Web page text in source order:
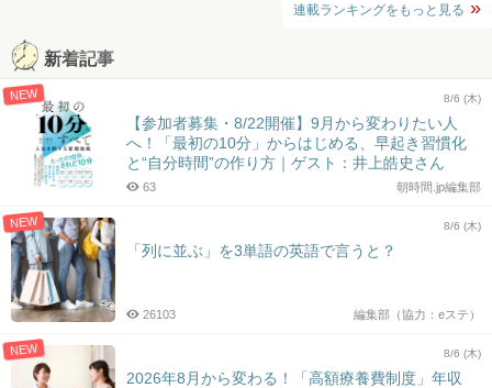
連載ランキングをもっと見る
新着記事
NEW 8/6 (木)
【参加者募集・8/22開催】9月から変わりたい人
へ！「最初の10分」からはじめる、早起き習慣化
と“自分時間”の作り方｜ゲスト：井上皓史さん
朝時間.jp編集部
63
NEW 8/6 (木)
「列に並ぶ」を3単語の英語で言うと？
編集部（協力：eステ）
26103
NEW 8/6 (木)
2026年8月から変わる！「高額療養費制度」年収